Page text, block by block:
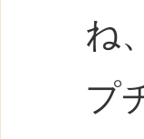
ね
プ